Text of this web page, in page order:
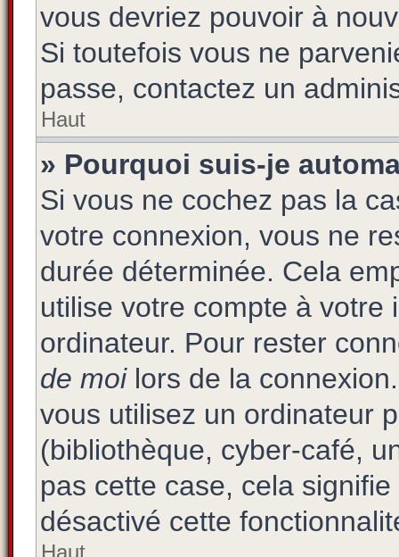
vous devriez pouvoir à
Si toutefois vous ne
passe, contactez un
Haut
» Pourquoi suis-je
Si vous ne cochez pas la
votre connexion, vous ne
durée déterminée. Cela
utilise votre compte à votre
ordinateur. Pour rester
de moilors de la
vous utilisez un ordinateur
(bibliothèque, cyber-café,
pas cette case, cela
désactivé cette
Haut